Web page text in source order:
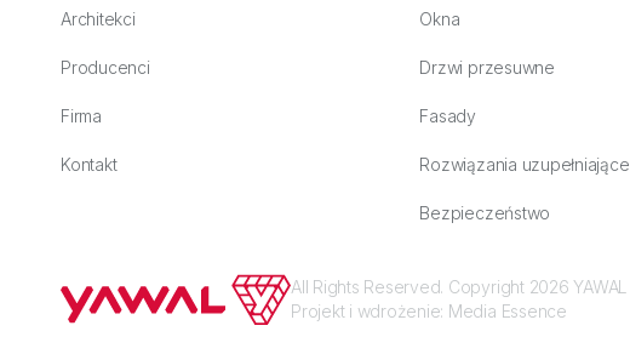
Architekci
Producenci
Firma
Kontakt
Okna
Drzwi przesuwne
Fasady
Rozwiązania uzupełniające
Bezpieczeństwo
All Rights Reserved. Copyright 2026 YAWAL
Projekt i wdrożenie: Media Essence